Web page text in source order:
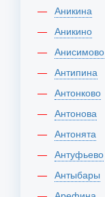
Аникина
Аникино
Анисимово
Антипина
Антонково
Антонова
Антонята
Антуфьево
Антыбары